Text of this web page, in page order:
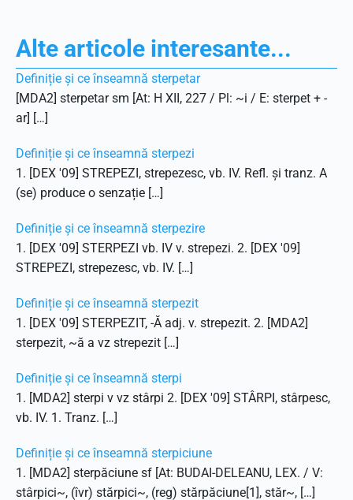
Alte articole interesante...
Definiție și ce înseamnă sterpetar
[MDA2] sterpetar sm [At: H XII, 227 / Pl: ~i / E: sterpet + -
ar] […]
Definiție și ce înseamnă sterpezi
1. [DEX '09] STREPEZI, strepezesc, vb. IV. Refl. și tranz. A
(se) produce o senzație […]
Definiție și ce înseamnă sterpezire
1. [DEX '09] STERPEZI vb. IV v. strepezi. 2. [DEX '09]
STREPEZI, strepezesc, vb. IV. […]
Definiție și ce înseamnă sterpezit
1. [DEX '09] STERPEZIT, -Ă adj. v. strepezit. 2. [MDA2]
sterpezit, ~ă a vz strepezit […]
Definiție și ce înseamnă sterpi
1. [MDA2] sterpi v vz stârpi 2. [DEX '09] STÂRPI, stârpesc,
vb. IV. 1. Tranz. […]
Definiție și ce înseamnă sterpiciune
1. [MDA2] sterpăciune sf [At: BUDAI-DELEANU, LEX. / V:
stârpici~, (îvr) stărpici~, (reg) stărpăciune[1], stăr~, […]